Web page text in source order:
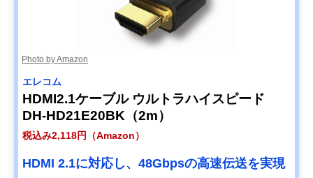
Photo by Amazon
エレコム
HDMI2.1ケーブル ウルトラハイスピード
DH-HD21E20BK（2m）
税込み2,118円（Amazon）
HDMI 2.1に対応し、48Gbpsの高速伝送を実現